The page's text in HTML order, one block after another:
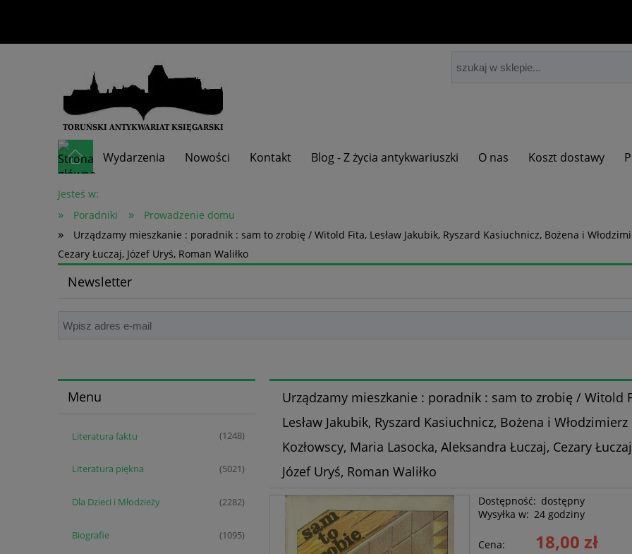
Wydarzenia Nowości Kontakt Blog - Z życia antykwariuszki O nas Koszt dostawy
Skup książek
Jesteś w:
» Poradniki » Prowadzenie domu
»
Urządzamy mieszkanie : poradnik : sam to zrobię / Witold Fita, Lesław Jakubik, Ryszard Kasiuchnicz, Bożena i
Cezary Łuczaj, Józef Uryś, Roman Waliłko
Newsletter
Menu
Literatura faktu (1248)
Literatura piękna (5021)
Dla Dzieci i Młodzieży (2282)
Biografie (1095)
Urządzamy mieszkanie : poradnik : sam to zrobię / Witold
Lesław Jakubik, Ryszard Kasiuchnicz, Bożena i Włodzimierz
Kozłowscy, Maria Lasocka, Aleksandra Łuczaj, Cezary
Józef Uryś, Roman Waliłko
Dostępność: dostępny
Wysyłka w: 24 godziny
Cena: 18,00 zł